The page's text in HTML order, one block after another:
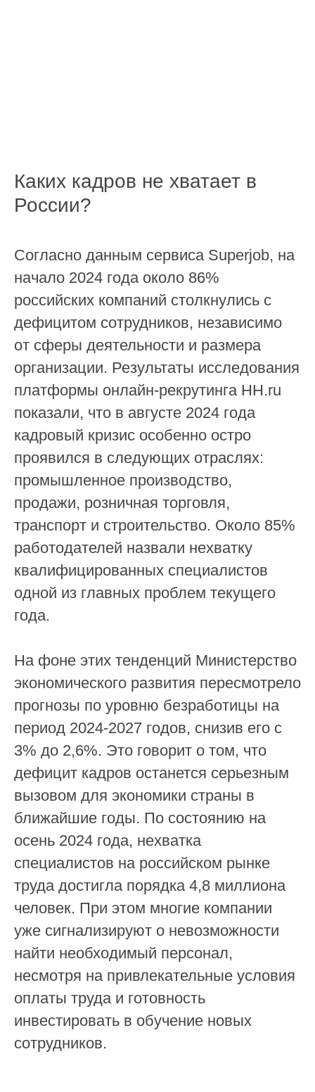
Каких кадров не хватает в
России?
Согласно данным сервиса Superjob, на
начало 2024 года около 86%
российских компаний столкнулись с
дефицитом сотрудников, независимо
от сферы деятельности и размера
организации. Результаты исследования
платформы онлайн-рекрутинга HH.ru
показали, что в августе 2024 года
кадровый кризис особенно остро
проявился в следующих отраслях:
промышленное производство,
продажи, розничная торговля,
транспорт и строительство. Около 85%
работодателей назвали нехватку
квалифицированных специалистов
одной из главных проблем текущего
года.
На фоне этих тенденций Министерство
экономического развития пересмотрело
прогнозы по уровню безработицы на
период 2024-2027 годов, снизив его с
3% до 2,6%. Это говорит о том, что
дефицит кадров останется серьезным
вызовом для экономики страны в
ближайшие годы. По состоянию на
осень 2024 года, нехватка
специалистов на российском рынке
труда достигла порядка 4,8 миллиона
человек. При этом многие компании
уже сигнализируют о невозможности
найти необходимый персонал,
несмотря на привлекательные условия
оплаты труда и готовность
инвестировать в обучение новых
сотрудников.